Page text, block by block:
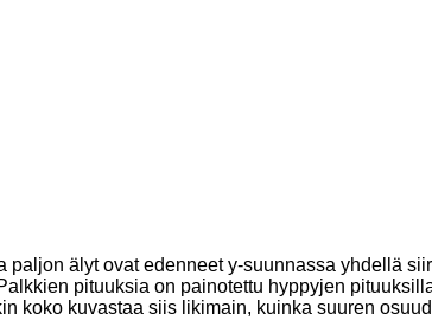
paljon älyt ovat edenneet y-suunnassa yhdellä
pituuksia on painotettu hyppyjen
koko kuvastaa siis likimain, kuinka suuren